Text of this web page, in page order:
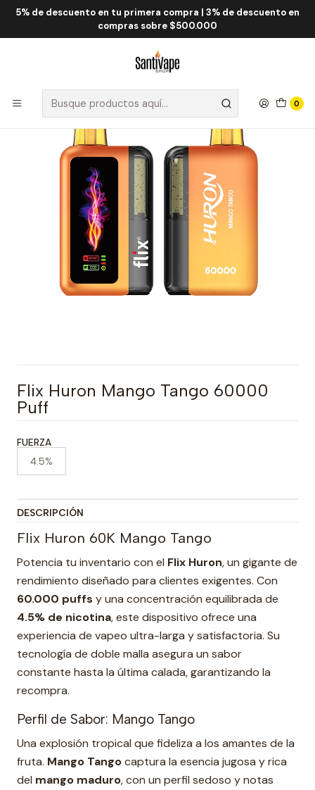
5% de descuento en tu primera compra | 3% de descuento en
compras sobre $500.000
0
Inicio Flix Flix Huron 60.000 Puff
Flix Huron Mango Tango 60000 Puff
Flix Huron Mango Tango 60000
Puff
FUERZA
4.5%
DESCRIPCIÓN
Flix Huron 60K Mango Tango
Potencia tu inventario con el Flix Huron, un gigante de
rendimiento diseñado para clientes exigentes. Con
60.000 puffs y una concentración equilibrada de
4.5% de nicotina, este dispositivo ofrece una
experiencia de vapeo ultra-larga y satisfactoria. Su
tecnología de doble malla asegura un sabor
constante hasta la última calada, garantizando la
recompra.
Perfil de Sabor: Mango Tango
Una explosión tropical que fideliza a los amantes de la
fruta. Mango Tangocaptura la esencia jugosa y rica
del mango maduro, con un perfil sedoso y notas